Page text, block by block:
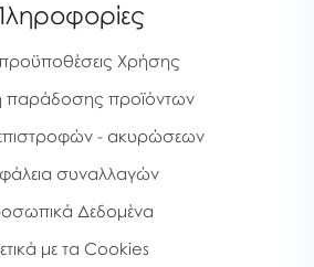
Χρήσης
παράδοσης προϊόντων
επιστροφών - ακυρώσεων
συναλλαγών
Δεδομένα
με τα Cookies